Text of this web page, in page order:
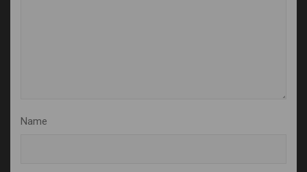
Name